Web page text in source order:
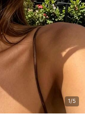
1/5